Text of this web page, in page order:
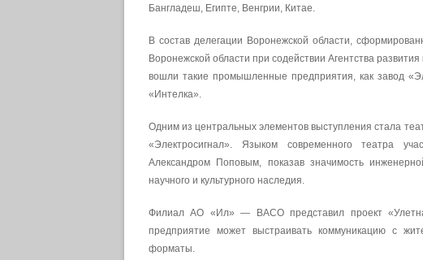
Бангладеш, Египте, Венгрии, Китае.
В состав делегации Воронежской области,
Воронежской области при содействии Агентства
вошли такие промышленные предприятия, как завод
«Интелка».
Одним из центральных элементов выступления стала
«Электросигнал». Языком современного театра
Александром Поповым, показав значимость
научного и культурного наследия.
Филиал АО «Ил» — ВАСО представил проект
предприятие может выстраивать коммуникацию с
форматы.